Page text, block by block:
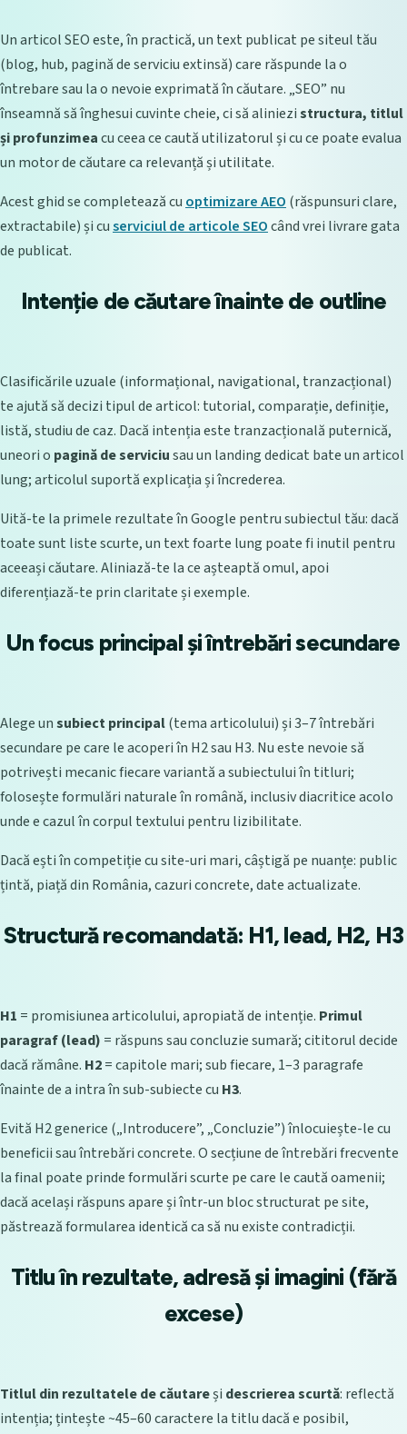
Un articol SEO este, în practică, un text publicat pe siteul tău
(blog, hub, pagină de serviciu extinsă) care răspunde la o
întrebare sau la o nevoie exprimată în căutare. „SEO” nu
înseamnă să înghesui cuvinte cheie, ci să aliniezistructura, titlul
și profunzimeacu ceea ce caută utilizatorul și cu ce poate evalua
un motor de căutare ca relevanță și utilitate.
Acest ghid se completează cu optimizare AEO (răspunsuri clare,
extractabile) și cuserviciul de articole SEOcând vrei livrare gata
de publicat.
Intenție de căutare înainte de outline
Clasificările uzuale (informațional, navigational, tranzacțional)
te ajută să decizi tipul de articol: tutorial, comparație, definiție,
listă, studiu de caz. Dacă intenția este tranzacțională puternică,
uneori o pagină de serviciusau un landing dedicat bate un articol
lung; articolul suportă explicația și încrederea.
Uită-te la primele rezultate în Google pentru subiectul tău: dacă
toate sunt liste scurte, un text foarte lung poate fi inutil pentru
aceeași căutare. Aliniază-te la ce așteaptă omul, apoi
diferențiază-te prin claritate și exemple.
Un focus principal și întrebări secundare
Alege unsubiect principal(tema articolului) și 3–7 întrebări
secundare pe care le acoperi în H2 sau H3. Nu este nevoie să
potrivești mecanic fiecare variantă a subiectului în titluri;
folosește formulări naturale în română, inclusiv diacritice acolo
unde e cazul în corpul textului pentru lizibilitate.
Dacă ești în competiție cu site-uri mari, câștigă pe nuanțe: public
țintă, piață din România, cazuri concrete, date actualizate.
Structură recomandată: H1, lead, H2, H3
H1 = promisiunea articolului, apropiată de intenție. Primul
paragraf (lead) = răspuns sau concluzie sumară; cititorul decide
dacă rămâne. H2= capitole mari; sub fiecare, 1–3 paragrafe
înainte de a intra în sub-subiecte cu H3.
Evită H2 generice („Introducere”, „Concluzie”) înlocuiește-le cu
beneficii sau întrebări concrete. O secțiune de întrebări frecvente
la final poate prinde formulări scurte pe care le caută oamenii;
dacă același răspuns apare și într-un bloc structurat pe site,
păstrează formularea identică ca să nu existe contradicții.
Titlu în rezultate, adresă și imagini (fără
excese)
Titlul din rezultatele de căutareși descrierea scurtă: reflectă
intenția; țintește ~45–60 caractere la titlu dacă e posibil,